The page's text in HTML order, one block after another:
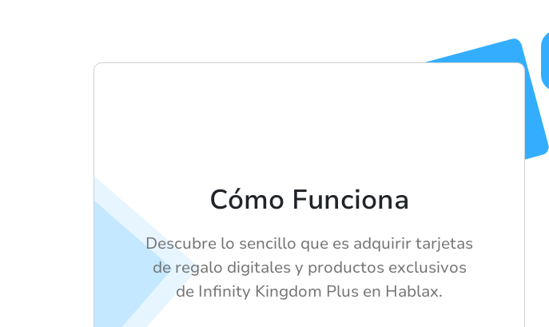
Cómo Funciona
Descubre lo sencillo que es adquirir tarjetas
de regalo digitales y productos exclusivos
de Infinity Kingdom Plus en Hablax.